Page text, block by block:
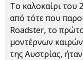
Το καλοκαίρι του
από τότε που
Roadster, το
μοντέρνων
της Αυστρίας,